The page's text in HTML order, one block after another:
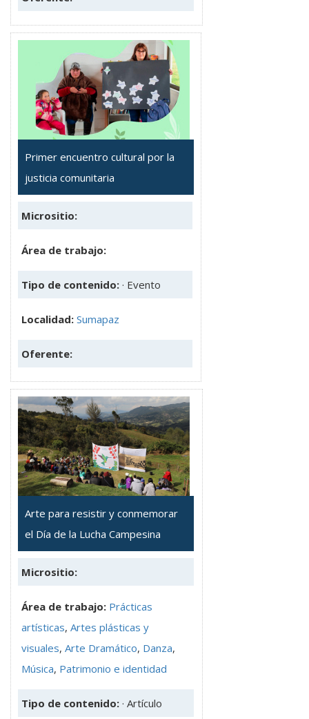
Primer encuentro cultural por la
justicia comunitaria
Micrositio:
Área de trabajo:
Tipo de contenido: · Evento
Localidad: Sumapaz
Oferente:
Arte para resistir y conmemorar
el Día de la Lucha Campesina
Micrositio:
Área de trabajo: Prácticas
artísticas, Artes plásticas y
visuales, Arte Dramático, Danza,
Música, Patrimonio e identidad
Tipo de contenido: · Artículo